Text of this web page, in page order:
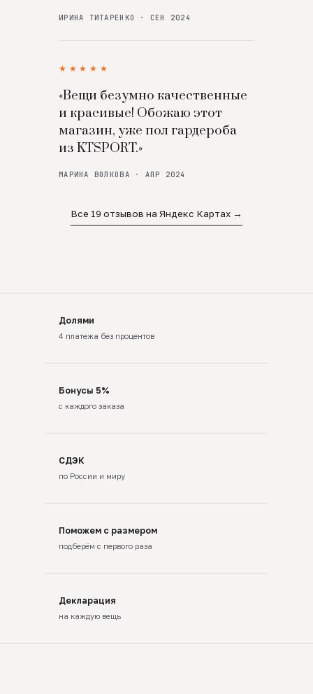
ИРИНА ТИТАРЕНКО · СЕН 2024
★★★★★
«Вещи безумно качественные
и красивые! Обожаю этот
магазин, уже пол гардероба
из KTSPORT.»
МАРИНА ВОЛКОВА · АПР 2024
Все 19 отзывов на Яндекс Картах →
Долями
4 платежа без процентов
Бонусы 5%
с каждого заказа
СДЭК
по России и миру
Поможем с размером
подберём с первого раза
Декларация
на каждую вещь